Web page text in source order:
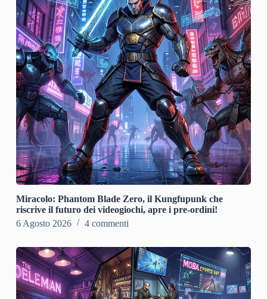
Miracolo: Phantom Blade Zero, il Kungfupunk che
riscrive il futuro dei videogiochi, apre i pre-ordini!
6 Agosto 2026
4 commenti